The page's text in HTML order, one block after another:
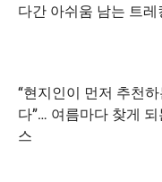
다간 아쉬움 남는 트레
“현지인이 먼저 추천
다”… 여름마다 찾게
스